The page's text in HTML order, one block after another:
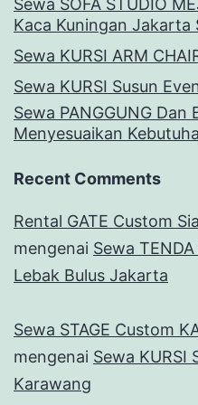
Sewa SOFA STUDIO
Kaca Kuningan Jakarta
Sewa KURSI ARM
Sewa KURSI Susun
Sewa PANGGUNG Dan
Menyesuaikan
Recent Comments
Rental GATE Custom
mengenai Sewa
Lebak Bulus Jakarta
Sewa STAGE Custom
mengenai Sewa KURSI
Karawang